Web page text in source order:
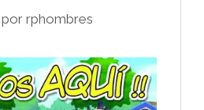
por rphombres